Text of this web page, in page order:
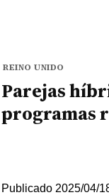
REINO UNIDO
Parejas
programas
Publicado 2025/04/